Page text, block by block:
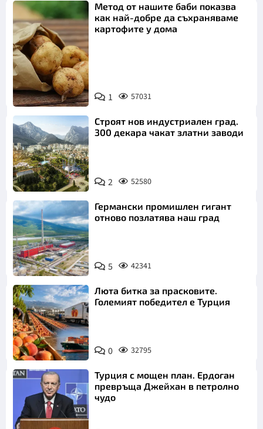
Снимка:
Пиксабей
Метод от нашите баби показва
как най-добре да съхраняваме
картофите у дома
1 57031
Строят нов индустриален град.
300 декара чакат златни заводи
2 52580
Германски промишлен гигант
отново позлатява наш град
5 42341
Люта битка за прасковите.
Големият победител е Турция
0 32795
Турция с мощен план. Ердоган
превръща Джейхан в петролно
чудо